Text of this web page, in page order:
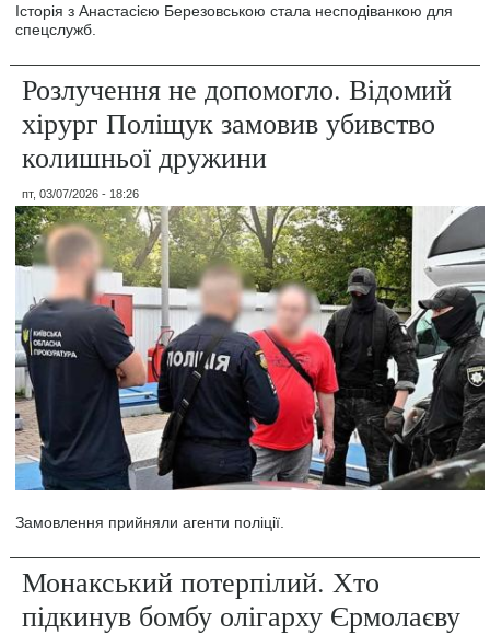
Історія з Анастасією Березовською стала несподіванкою для
спецслужб.
Розлучення не допомогло. Відомий
хірург Поліщук замовив убивство
колишньої дружини
пт, 03/07/2026 - 18:26
Замовлення прийняли агенти поліції.
Монакський потерпілий. Хто
підкинув бомбу олігарху Єрмолаєву